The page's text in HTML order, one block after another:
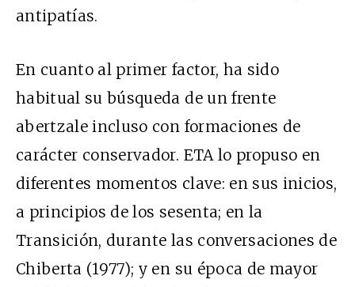
antipatías.
En cuanto al primer factor, ha sido
habitual su búsqueda de un frente
abertzale incluso con formaciones de
carácter conservador. ETA lo propuso en
diferentes momentos clave: en sus inicios,
a principios de los sesenta; en la
Transición, durante las conversaciones de
Chiberta (1977); y en su época de mayor